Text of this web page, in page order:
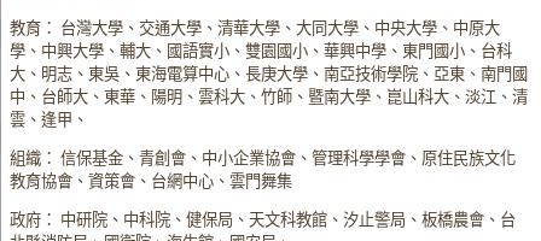
教育： 台灣大學、交通大學、清華大學、大同大學、中央大學、中原大
學、中興大學、輔大、國語實小、雙園國小、華興中學、東門國小、台科
大、明志、東吳、東海電算中心、長庚大學、南亞技術學院、亞東、南門國
中、台師大、東華、陽明、雲科大、竹師、暨南大學、崑山科大、淡江、清
雲、逢甲、
組織： 信保基金、青創會、中小企業協會、管理科學學會、原住民族文化
教育協會、資策會、台網中心、雲門舞集
政府： 中研院、中科院、健保局、天文科教館、汐止警局、板橋農會、台